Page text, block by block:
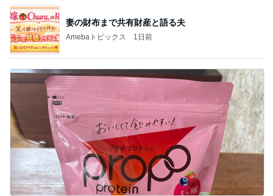
妻の財布まで共有財産と語る夫
Amebaトピックス 1日前